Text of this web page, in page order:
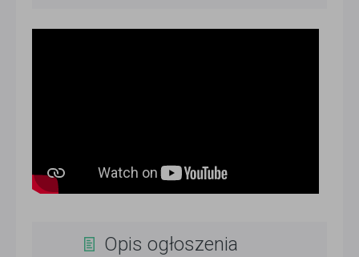
Opis ogłoszenia